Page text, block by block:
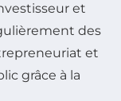
et
des
et
grâce à la